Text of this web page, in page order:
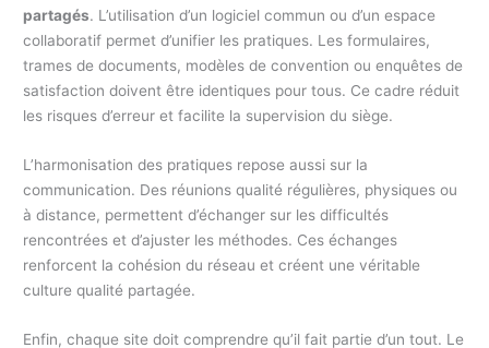
partagés. L’utilisation d’un logiciel commun ou d’un espace
collaboratif permet d’unifier les pratiques. Les formulaires,
trames de documents, modèles de convention ou enquêtes de
satisfaction doivent être identiques pour tous. Ce cadre réduit
les risques d’erreur et facilite la supervision du siège.
L’harmonisation des pratiques repose aussi sur la
communication. Des réunions qualité régulières, physiques ou
à distance, permettent d’échanger sur les difficultés
rencontrées et d’ajuster les méthodes. Ces échanges
renforcent la cohésion du réseau et créent une véritable
culture qualité partagée.
Enfin, chaque site doit comprendre qu’il fait partie d’un tout. Le